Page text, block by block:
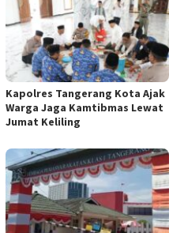
Kapolres Tangerang Kota Ajak
Warga Jaga Kamtibmas Lewat
Jumat Keliling